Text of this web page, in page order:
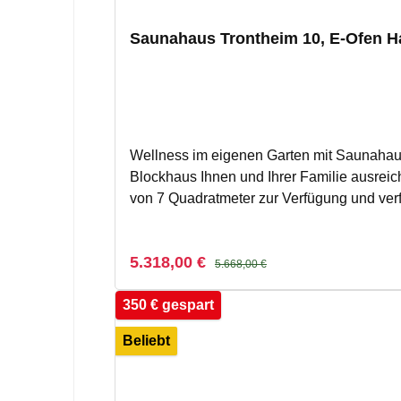
Saunahaus Trontheim 10, E-Ofen
Wellness im eigenen Garten mit
Blockhaus Ihnen und Ihrer Familie
von 7 Quadratmeter zur Verfügung und
angebaut werden.Stabile Konstruktion für
Fichtenholz. Das naturbelassene Holz
Wir bieten Ihnen zahlreiche Optionen für
hochwertigen Sauna-
und das runde Fenster eine Lage höher
Sie gefertigt (keine
Verkaufspreis:
5.318,00 € Regulärer Preis:
5.668,00 €
350 € gespart
Beliebt